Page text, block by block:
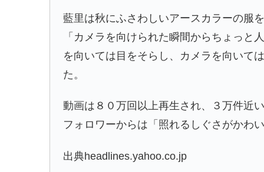
藍里は秋にふさわしいアースカラーの服
「カメラを向けられた瞬間からちょっと
を向いては目をそらし、カメラを向いて
た。
動画は８０万回以上再生され、３万件近
フォロワーからは「照れるしぐさがかわ
出典headlines.yahoo.co.jp